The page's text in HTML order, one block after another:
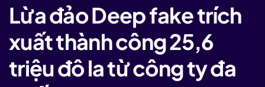
Lừa đảo Deep fake trích
xuất thành công 25,6
triệu đô la từ công ty đa